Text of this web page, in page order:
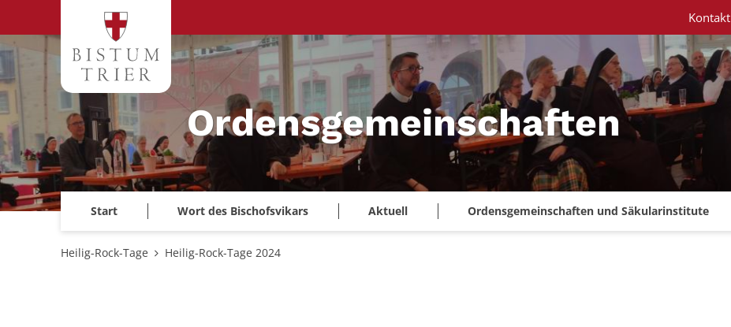
Zum Inhalt springen
Ordensgemeinschaften
Start Wort des Bischofsvikars Aktuell Ordensgemeinschaften und Säkularinstitute
Kontakt
Heilig-Rock-Tage Heilig-Rock-Tage 2024